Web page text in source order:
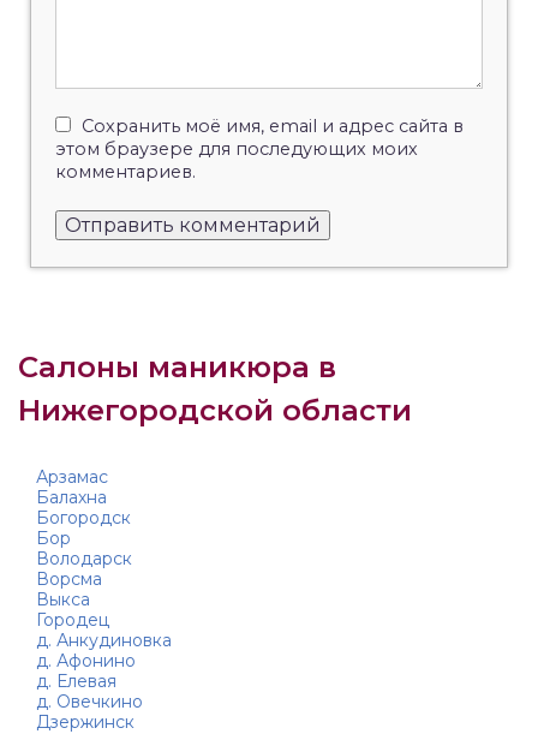
Сохранить моё имя, email и адрес сайта в
этом браузере для последующих моих
комментариев.
Салоны маникюра в
Нижегородской области
Арзамас
Балахна
Богородск
Бор
Володарск
Ворсма
Выкса
Городец
д. Анкудиновка
д. Афонино
д. Елевая
д. Овечкино
Дзержинск